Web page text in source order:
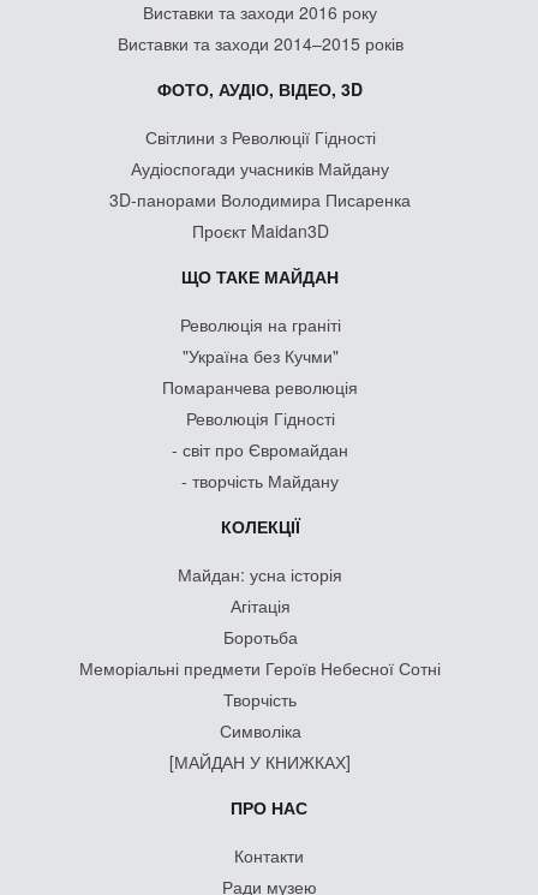
Виставки та заходи 2016 року
Виставки та заходи 2014–2015 років
ФОТО, АУДІО, ВІДЕО, 3D
Світлини з Революції Гідності
Аудіоспогади учасників Майдану
3D-панорами Володимира Писаренка
Проєкт Maidan3D
ЩО ТАКЕ МАЙДАН
Революція на граніті
"Україна без Кучми"
Помаранчева революція
Революція Гідності
- світ про Євромайдан
- творчість Майдану
КОЛЕКЦІЇ
Майдан: усна історія
Агітація
Боротьба
Меморіальні предмети Героїв Небесної Сотні
Творчість
Символіка
[МАЙДАН У КНИЖКАХ]
ПРО НАС
Контакти
Ради музею